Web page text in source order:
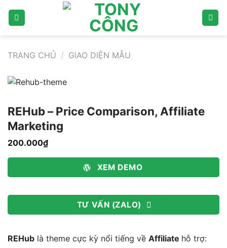
TRANG CHỦ / GIAO DIỆN MẪU
REHub – Price Comparison, Affiliate
Marketing
200.000₫
XEM DEMO
TƯ VẤN (ZALO)
REHub là theme cực kỳ nổi tiếng về Affiliate hỗ trợ: